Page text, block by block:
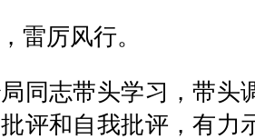
厉风行。
志带头学习，带头
评和自我批评，有力